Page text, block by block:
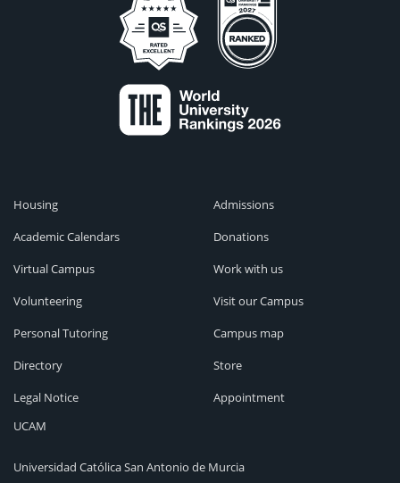
Housing
Academic Calendars
Virtual Campus
Volunteering
Personal Tutoring
Directory
Legal Notice
Admissions
Donations
Work with us
Visit our Campus
Campus map
Store
Appointment
UCAM
Universidad Católica San Antonio de Murcia